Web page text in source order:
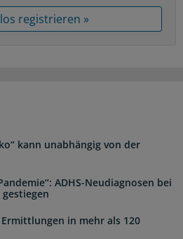
registrieren »
kann unabhängig von der
ADHS-Neudiagnosen bei
in mehr als 120